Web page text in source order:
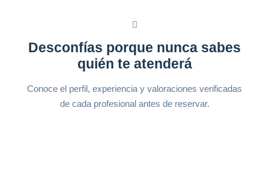
Desconfías porque nunca sabes
quién te atenderá
Conoce el perfil, experiencia y valoraciones verificadas
de cada profesional antes de reservar.